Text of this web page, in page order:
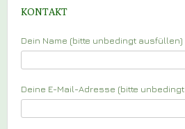
KONTAKT
Dein Name (bitte unbedingt ausfüllen)
Deine E-Mail-Adresse (bitte